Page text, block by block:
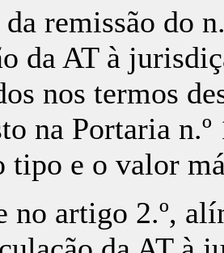
remissão do
da AT à
nos termos
na Portaria
tipo e o valor
no artigo 2.º,